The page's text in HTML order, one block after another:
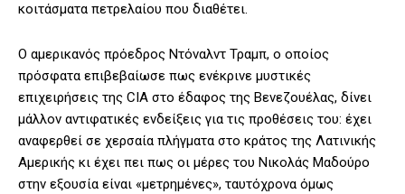
κοιτάσματα πετρελαίου που διαθέτει.
Ο αμερικανός πρόεδρος Ντόναλντ Τραμπ, ο οποίος
πρόσφατα επιβεβαίωσε πως ενέκρινε μυστικές
επιχειρήσεις της CIA στο έδαφος της Βενεζουέλας, δίνει
μάλλον αντιφατικές ενδείξεις για τις προθέσεις του: έχει
αναφερθεί σε χερσαία πλήγματα στο κράτος της Λατινικής
Αμερικής κι έχει πει πως οι μέρες του Νικολάς Μαδούρο
στην εξουσία είναι «μετρημένες», ταυτόχρονα όμως